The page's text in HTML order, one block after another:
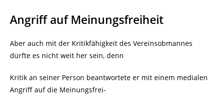
Angriff auf Meinungsfreiheit
Aber auch mit der Kritikfähigkeit des Vereinsobmannes
dürfte es nicht weit her sein, denn
Kritik an seiner Person beantwortete er mit einem medialen
Angriff auf die Meinungsfrei-